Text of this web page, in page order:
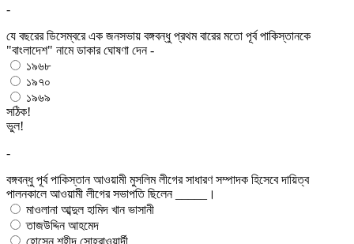
-
যে বছরের ডিসেম্বরে এক জনসভায় বঙ্গবন্ধু প্রথম বারের মতো পূর্ব পাকিস্তানকে
"বাংলাদেশ" নামে ডাকার ঘোষণা দেন -
১৯৬৮
১৯৭০
১৯৬৯
সঠিক!
ভুল!
-
বঙ্গবন্ধু পূর্ব পাকিস্তান আওয়ামী মুসলিম লীগের সাধারণ সম্পাদক হিসেবে দায়িত্ব
পালনকালে আওয়ামী লীগের সভাপতি ছিলেন _____।
মাওলানা আব্দুল হামিদ খান ভাসানী
তাজউদ্দিন আহমেদ
হোসেন শহীদ সোহরাওয়ার্দী